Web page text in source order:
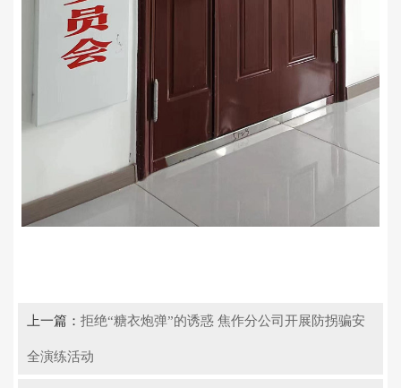
上一篇： 拒绝“糖衣炮弹”的诱惑 焦作分公司开展防拐骗安
全演练活动